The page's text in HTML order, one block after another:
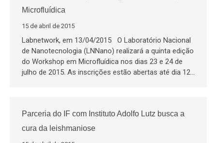
Microfluídica
15 de abril de 2015
Labnetwork, em 13/04/2015 O Laboratório Nacional
de Nanotecnologia (LNNano) realizará a quinta edição
do Workshop em Microfluídica nos dias 23 e 24 de
julho de 2015. As inscrições estão abertas até dia 12…
Parceria do IF com Instituto Adolfo Lutz busca a
cura da leishmaniose